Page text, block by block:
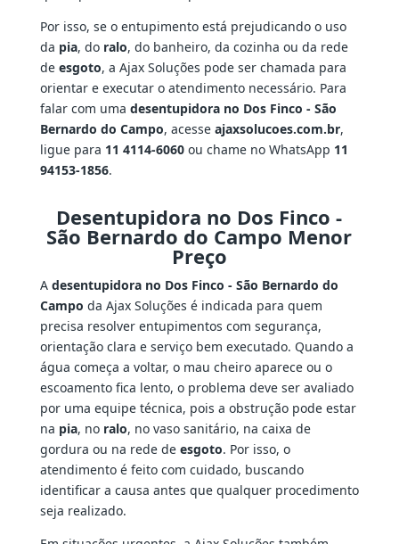
Por isso, se o entupimento está prejudicando o uso
da pia, do ralo, do banheiro, da cozinha ou da rede
de esgoto, a Ajax Soluções pode ser chamada para
orientar e executar o atendimento necessário. Para
falar com uma desentupidora no Dos Finco - São
Bernardo do Campo, acesse ajaxsolucoes.com.br,
ligue para 11 4114-6060ou chame no WhatsApp 11
94153-1856.
Desentupidora no Dos Finco -
São Bernardo do Campo Menor
Preço
A desentupidora no Dos Finco - São Bernardo do
Campo da Ajax Soluções é indicada para quem
precisa resolver entupimentos com segurança,
orientação clara e serviço bem executado. Quando a
água começa a voltar, o mau cheiro aparece ou o
escoamento fica lento, o problema deve ser avaliado
por uma equipe técnica, pois a obstrução pode estar
na pia, no ralo, no vaso sanitário, na caixa de
gordura ou na rede de esgoto. Por isso, o
atendimento é feito com cuidado, buscando
identificar a causa antes que qualquer procedimento
seja realizado.